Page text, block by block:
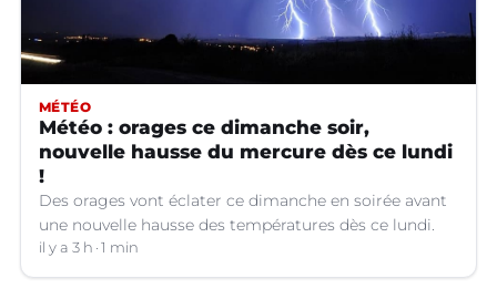
MÉTÉO
Météo : orages ce dimanche soir,
nouvelle hausse du mercure dès ce lundi
!
Des orages vont éclater ce dimanche en soirée avant
une nouvelle hausse des températures dès ce lundi.
il y a 3 h 1 min